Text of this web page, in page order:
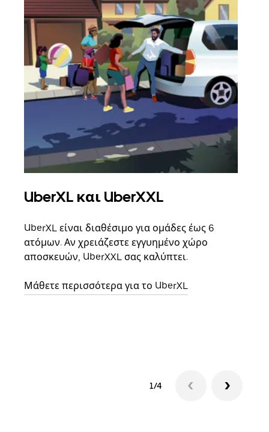
UberXL και UberXXL
UberXL είναι διαθέσιμο για ομάδες έως 6
ατόμων. Αν χρειάζεστε εγγυημένο χώρο
αποσκευών, UberXXL σας καλύπτει.
Μάθετε περισσότερα για το UberXL
1/4